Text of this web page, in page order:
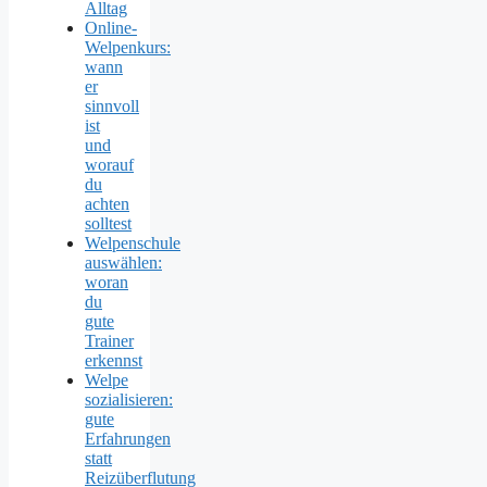
Alltag
Online-
Welpenkurs:
wann
er
sinnvoll
ist
und
worauf
du
achten
solltest
Welpenschule
auswählen:
woran
du
gute
Trainer
erkennst
Welpe
sozialisieren:
gute
Erfahrungen
statt
Reizüberflutung